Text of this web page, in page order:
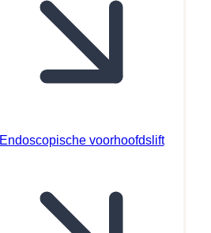
Endoscopische voorhoofdslift